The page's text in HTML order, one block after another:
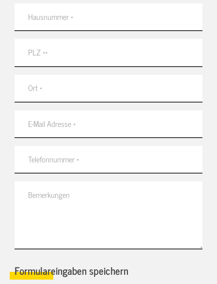
Formulareingaben speichern